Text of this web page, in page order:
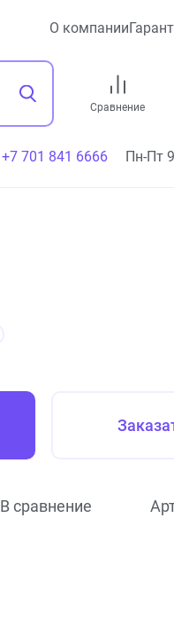
О компании
Сравнение
+7 701 841 6666 Пн-Пт
В сравнение